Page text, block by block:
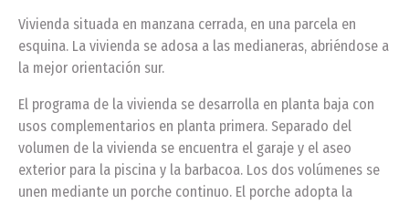
Vivienda situada en manzana cerrada, en una parcela en
esquina. La vivienda se adosa a las medianeras, abriéndose a
la mejor orientación sur.
El programa de la vivienda se desarrolla en planta baja con
usos complementarios en planta primera. Separado del
volumen de la vivienda se encuentra el garaje y el aseo
exterior para la piscina y la barbacoa. Los dos volúmenes se
unen mediante un porche continuo. El porche adopta la